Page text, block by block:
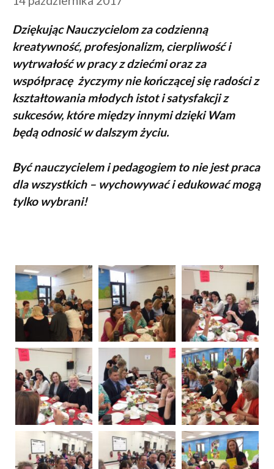
Dziękując Nauczycielom za codzienną
kreatywność, profesjonalizm, cierpliwość i
wytrwałość w pracy z dziećmi oraz za
współpracę życzymy nie kończącej się radości z
kształtowania młodych istot i satysfakcji z
sukcesów, które między innymi dzięki Wam
będą odnosić w dalszym życiu.
Być nauczycielem i pedagogiem to nie jest praca
dla wszystkich – wychowywać i edukować mogą
tylko wybrani!